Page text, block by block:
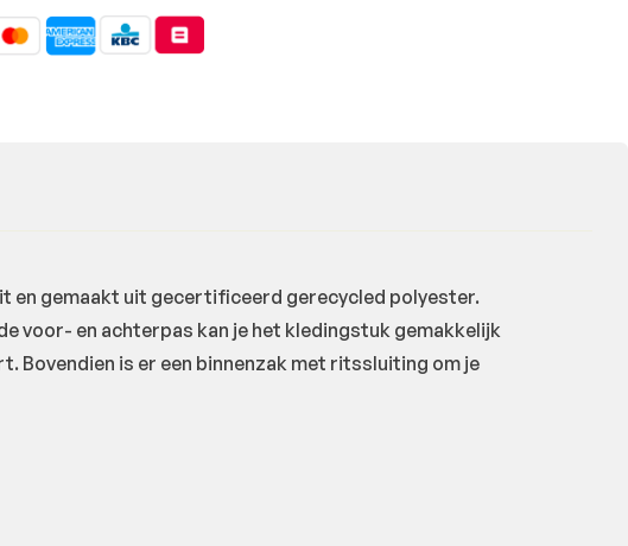
en gemaakt uit gecertificeerd gerecycled polyester.
voor- en achterpas kan je het kledingstuk gemakkelijk
is er een binnenzak met ritssluiting om je